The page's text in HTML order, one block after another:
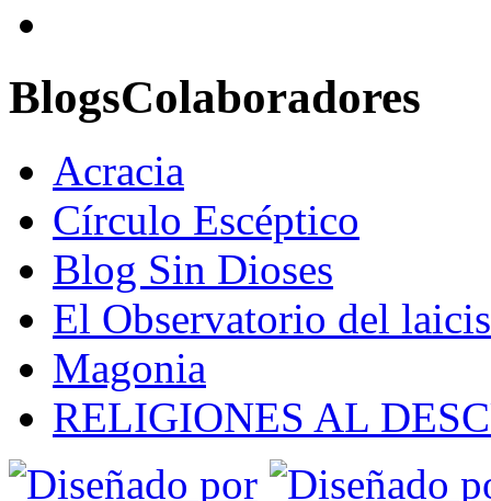
BlogsColaboradores
Acracia
Círculo Escéptico
Blog Sin Dioses
El Observatorio del
Magonia
RELIGIONES AL